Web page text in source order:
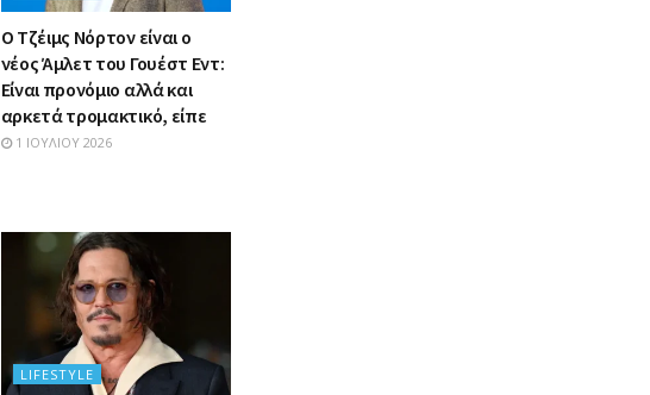
Ο Τζέιμς Νόρτον είναι ο
νέος Άμλετ του Γουέστ Εντ:
Είναι προνόμιο αλλά και
αρκετά τρομακτικό, είπε
1 ΙΟΥΛΊΟΥ 2026
LIFESTYLE